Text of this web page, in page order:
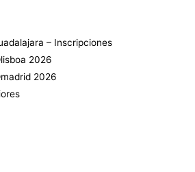
– Inscripciones
2026
2026